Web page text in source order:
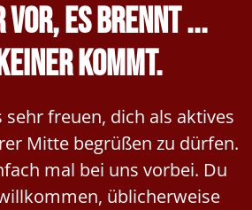
es brennt ...
kommt.
freuen, dich als aktives
Mitte begrüßen zu dürfen.
mal bei uns vorbei. Du
üblicherweise